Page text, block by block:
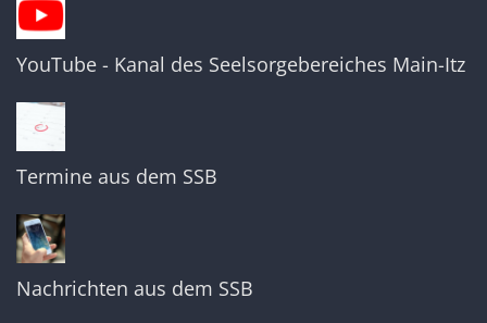
YouTube - Kanal des Seelsorgebereiches Main-Itz
Termine aus dem SSB
Nachrichten aus dem SSB